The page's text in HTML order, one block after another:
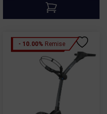
- 10.00% Remise